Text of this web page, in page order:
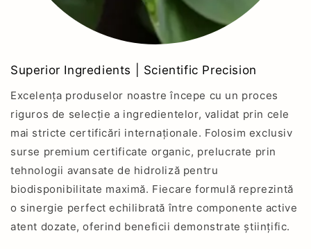
Superior Ingredients | Scientific Precision
Excelența produselor noastre începe cu un proces
riguros de selecție a ingredientelor, validat prin cele
mai stricte certificări internaționale. Folosim exclusiv
surse premium certificate organic, prelucrate prin
tehnologii avansate de hidroliză pentru
biodisponibilitate maximă. Fiecare formulă reprezintă
o sinergie perfect echilibrată între componente active
atent dozate, oferind beneficii demonstrate științific.